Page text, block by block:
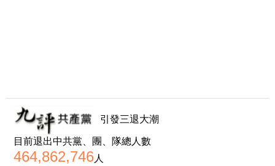
引發三退大潮
目前退出中共黨、團、隊總人數
464,862,746人